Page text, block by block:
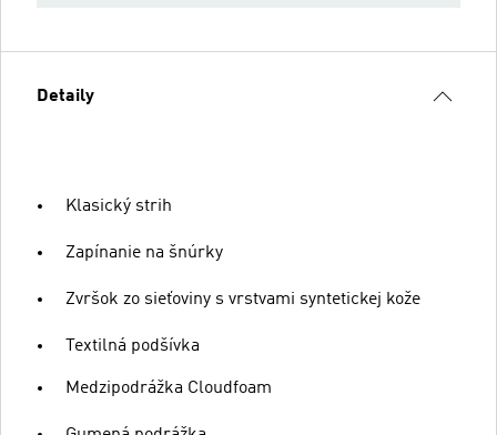
Detaily
Klasický strih
Zapínanie na šnúrky
Zvršok zo sieťoviny s vrstvami syntetickej kože
Textilná podšívka
Medzipodrážka Cloudfoam